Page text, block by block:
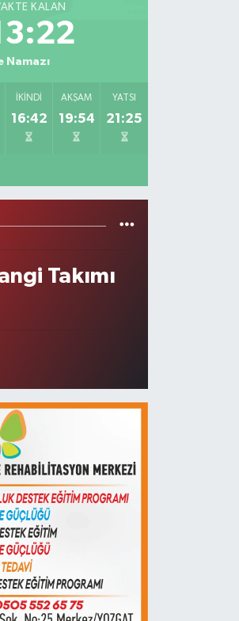
KALAN
Namazı
İKINDI
16:42
AKŞAM
19:54
YATSI
21:25
Takımı